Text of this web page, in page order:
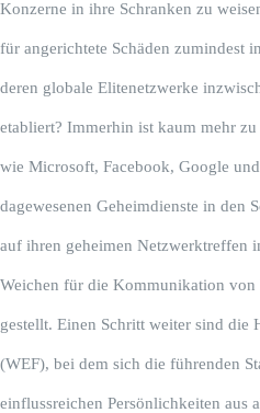
Konzerne in ihre Schranken zu
für angerichtete Schäden zumindest
deren globale Elitenetzwerke
etabliert? Immerhin ist kaum mehr
wie Microsoft, Facebook, Google
dagewesenen Geheimdienste in den
auf ihren geheimen Netzwerktreffen
Weichen für die Kommunikation
gestellt. Einen Schritt weiter sind die
(WEF), bei dem sich die führenden
einflussreichen Persönlichkeiten aus